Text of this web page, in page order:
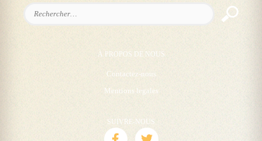
Rechercher :
À PROPOS DE NOUS
Contactez-nous
Mentions legales
SUIVRE-NOUS